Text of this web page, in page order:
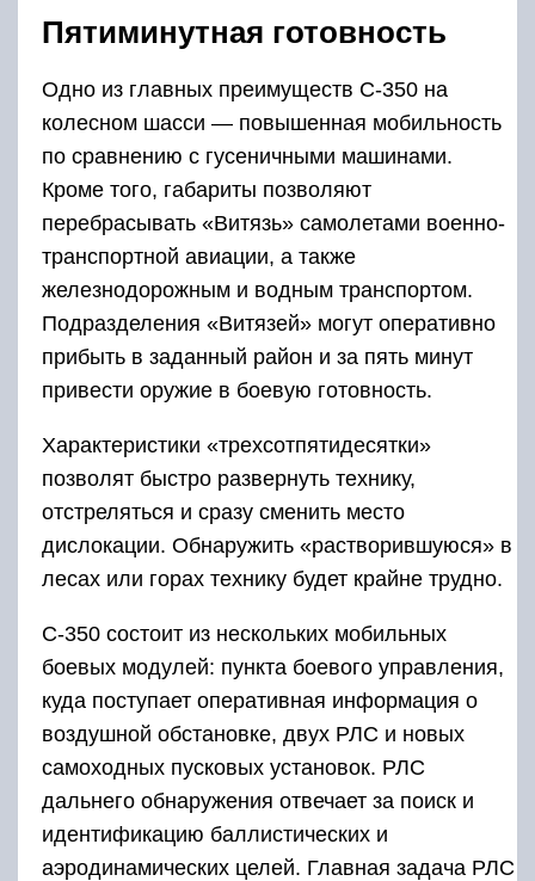
Пятиминутная готовность
Одно из главных преимуществ С-350 на
колесном шасси — повышенная мобильность
по сравнению с гусеничными машинами.
Кроме того, габариты позволяют
перебрасывать «Витязь» самолетами военно-
транспортной авиации, а также
железнодорожным и водным транспортом.
Подразделения «Витязей» могут оперативно
прибыть в заданный район и за пять минут
привести оружие в боевую готовность.
Характеристики «трехсотпятидесятки»
позволят быстро развернуть технику,
отстреляться и сразу сменить место
дислокации. Обнаружить «растворившуюся» в
лесах или горах технику будет крайне трудно.
С-350 состоит из нескольких мобильных
боевых модулей: пункта боевого управления,
куда поступает оперативная информация о
воздушной обстановке, двух РЛС и новых
самоходных пусковых установок. РЛС
дальнего обнаружения отвечает за поиск и
идентификацию баллистических и
аэродинамических целей. Главная ­задача РЛС